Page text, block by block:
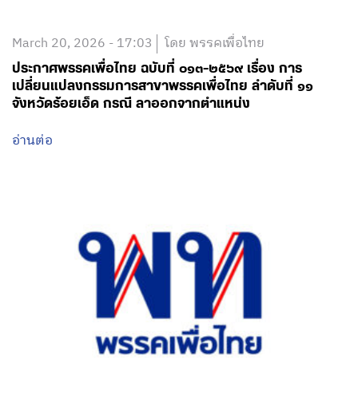
March 20, 2026 - 17:03 โดย พรรคเพื่อไทย
ประกาศพรรคเพื่อไทย ฉบับที่ ๐๑๓-๒๕๖๙ เรื่อง การ
เปลี่ยนแปลงกรรมการสาขาพรรคเพื่อไทย ลำดับที่ ๑๑
จังหวัดร้อยเอ็ด กรณี ลาออกจากตำแหน่ง
อ่านต่อ